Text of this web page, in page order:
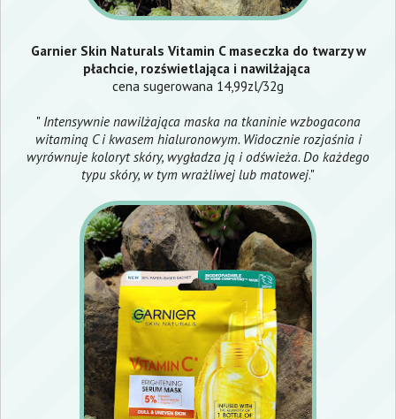
Garnier Skin Naturals Vitamin C maseczka do twarzy w
płachcie, rozświetlająca i nawilżająca
cena sugerowana 14,99zl/32g
" Intensywnie nawilżająca maska na tkaninie wzbogacona
witaminą C i kwasem hialuronowym. Widocznie rozjaśnia i
wyrównuje koloryt skóry, wygładza ją i odświeża. Do każdego
typu skóry, w tym wrażliwej lub matowej."